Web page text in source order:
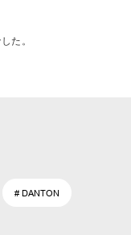
た。
# DANTON